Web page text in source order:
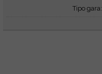
Tipo gara: